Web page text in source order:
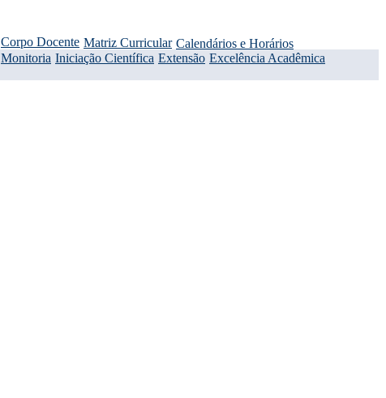
Corpo Docente Matriz Curricular Calendários e Horários
Monitoria Iniciação Científica Extensão Excelência Acadêmica